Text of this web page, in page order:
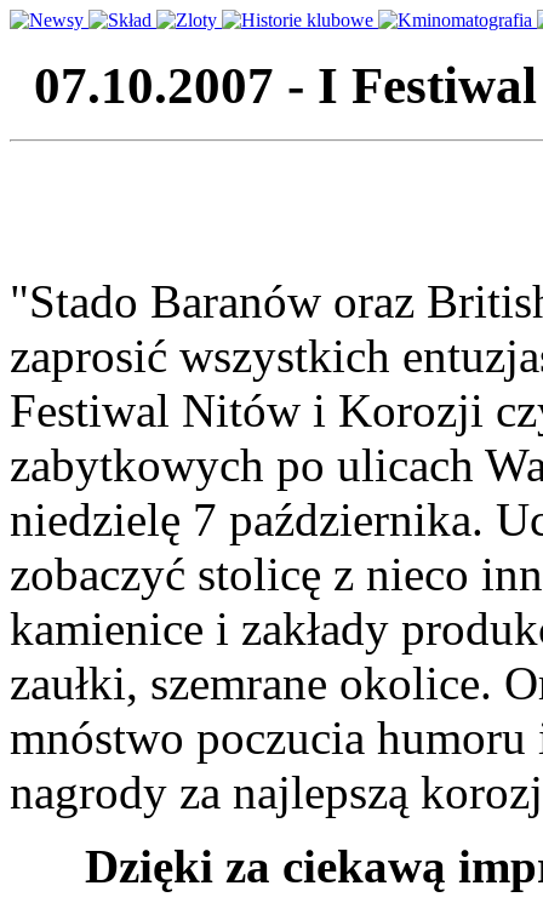
07.10.2007 - I
"Stado Baranów oraz
zaprosić wszystkich
Festiwal Nitów i Korozji
zabytkowych po ulicach
niedzielę 7 października.
zobaczyć stolicę z nieco
kamienice i zakłady
zaułki, szemrane okolice.
mnóstwo poczucia humoru
nagrody za najlepszą
Dzięki za ciekawą